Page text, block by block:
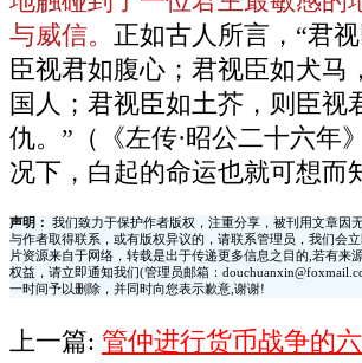
与威信。
正如古人所言，“君
臣视君如腹心；君视臣如犬马
国人；君视臣如土芥，则臣视
仇。”（《左传·昭公二十六年
况下，白起的命运也就可想而
声明：
我们致力于保护作者版权，注重分享，被刊用文章因
与作者取得联系，或有版权异议的，请联系管理员，我们会
片资源来自于网络，转载是出于传递更多信息之目的,若有来
权益，请立即通知我们(管理员邮箱：
一时间予以删除，并同时向您表示歉意,谢谢!
上一篇: 管仲进行货币战争的